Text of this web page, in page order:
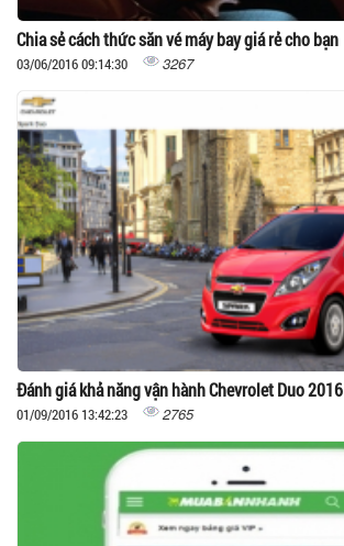
Chia sẻ cách thức săn vé máy bay giá rẻ cho bạn
03/06/2016 09:14:30 3267
Đánh giá khả năng vận hành Chevrolet Duo 2016
01/09/2016 13:42:23 2765